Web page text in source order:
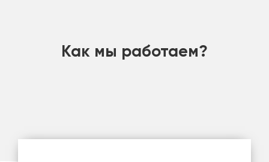
Как мы работаем?